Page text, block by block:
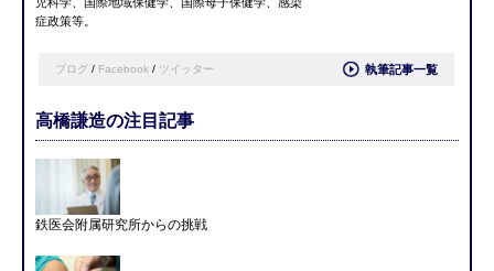
症政策等。
ブログ / Facebook / ツイッター 執筆記事一覧
高橋謙造の注目記事
鉄医会附属研究所からの挑戦